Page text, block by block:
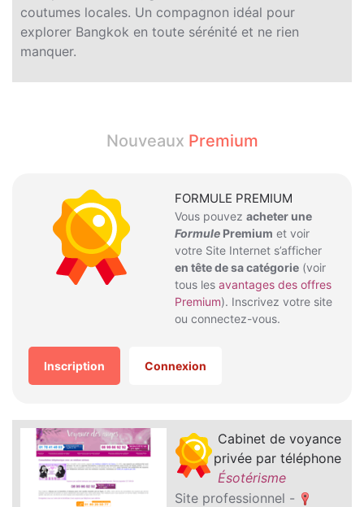
coutumes locales. Un compagnon idéal pour
explorer Bangkok en toute sérénité et ne rien
manquer.
Nouveaux Premium
FORMULE PREMIUM
Vous pouvez acheter une
Formule Premium et voir
votre Site Internet s’afficher
en tête de sa catégorie (voir
tous les avantages des offres
Premium). Inscrivez votre site
ou connectez-vous.
Inscription Connexion
Cabinet de voyance
privée par téléphone
Ésotérisme
Site professionnel -